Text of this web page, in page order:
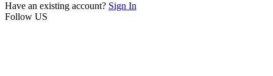
Have an existing account? Sign In
Follow US